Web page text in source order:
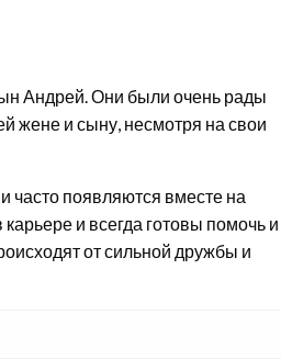
Андрей. Они были очень рады
жене и сыну, несмотря на свои
часто появляются вместе на
и всегда готовы помочь и
от сильной дружбы и